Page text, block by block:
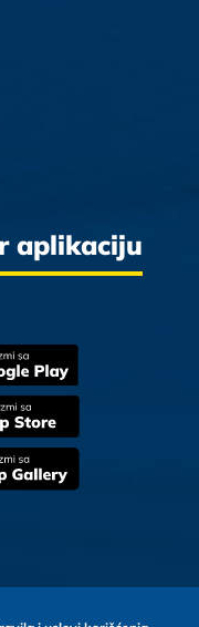
aplikaciju